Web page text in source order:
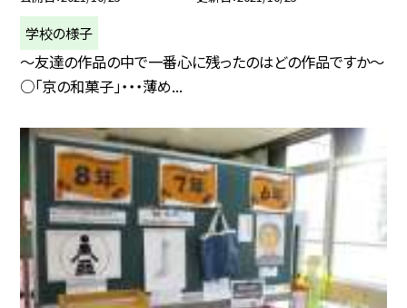
学校の様子
〜友達の作品の中で一番心に残ったのはどの作品ですか〜
○「京の和菓子」・・・薄め...